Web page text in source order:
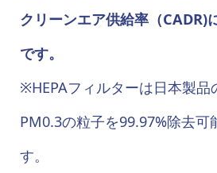
クリーンエア供給率（CADR)
です。
※HEPAフィルターは日本製品
PM0.3の粒子を99.97%除去可
す。